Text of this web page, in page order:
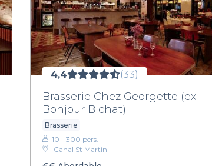
4,4 (33)
Brasserie Chez Georgette (ex-
Bonjour Bichat)
Brasserie
10 - 300 pers.
Canal St Martin